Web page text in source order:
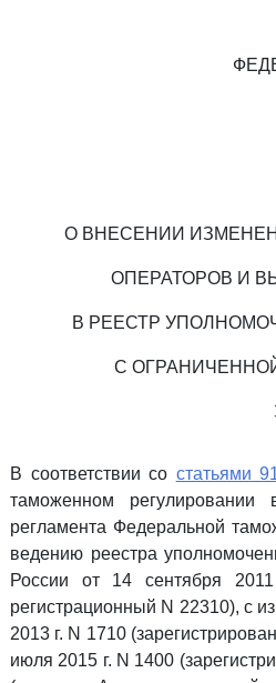
О ВНЕСЕНИИ
ОПЕРАТОРОВ И
В РЕЕСТР
С
В соответствии со статьями
таможенном
регламента Федеральной
ведению реестра
России от 14 сентября
регистрационный N 22310), с
2013 г. N 1710
июля 2015 г. N 1400